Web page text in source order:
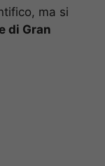
ma si
di Gran